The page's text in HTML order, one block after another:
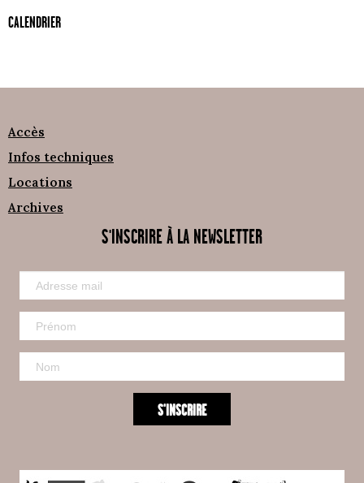
CALENDRIER
Accès
Infos techniques
Locations
Archives
S'INSCRIRE À LA NEWSLETTER